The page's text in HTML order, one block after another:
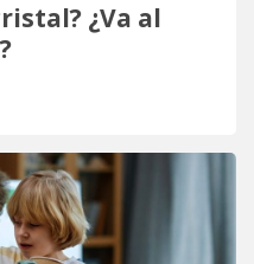
¿Va al